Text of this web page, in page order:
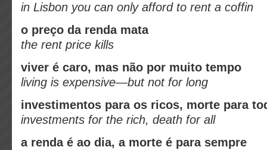
in Lisbon you can only afford to rent a coffin
o preço da renda mata
the rent price kills
viver é caro, mas não por muito tempo
living is expensive—but not for long
investimentos para os ricos, morte para
investments for the rich, death for all
a renda é ao dia, a morte é para sempre